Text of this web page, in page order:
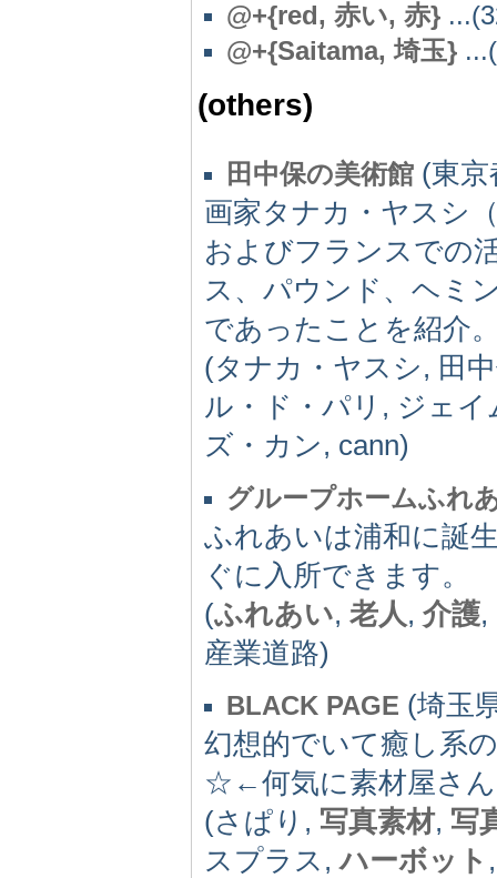
@+{red, 赤い, 赤}
@+{Saitama, 埼玉}
(others)
田中保の美術館 (東京
画家タナカ・ヤスシ
およびフランスでの
ス、パウンド、ヘミ
であったことを紹介
(タナカ・ヤスシ, 田
ル・ド・パリ, ジェ
ズ・カン, cann)
グループホームふれ
ふれあいは浦和に誕
ぐに入所できます。
(ふれあい, 老人, 介護,
産業道路)
BLACK PAGE (埼玉
幻想的でいて癒し系
☆←何気に素材屋さん
(さぱり, 写真素材, 写
スプラス,ハーボット